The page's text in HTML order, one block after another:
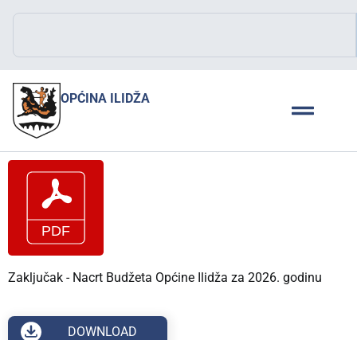
OPĆINA ILIDŽA
Zaključak - Nacrt Budžeta Općine Ilidža za 2026. godinu
DOWNLOAD